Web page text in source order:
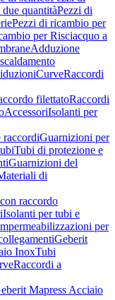
quantitàPezzi di
Pezzi di ricambio per
per Risciacquo a
Adduzione
CurveRaccordi
filettatoRaccordi
AccessoriIsolanti per
raccordiGuarnizioni per
Tubi di protezione e
Guarnizioni del
di
raccordo
Isolanti per tubi e
per
Geberit
InoxTubi
Raccordi a
Mapress Acciaio